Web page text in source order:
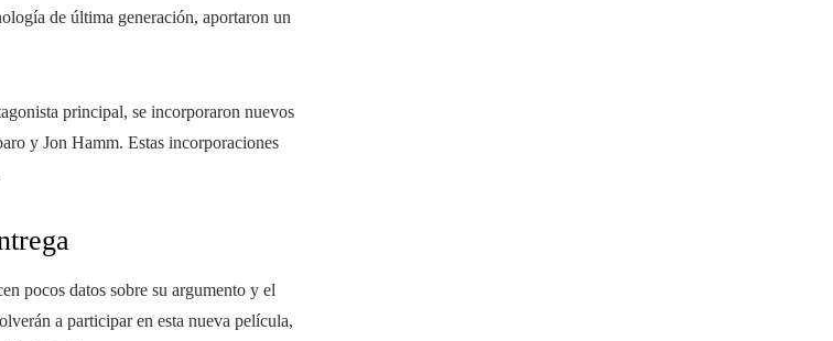
de última generación, aportaron un
principal, se incorporaron nuevos
y Jon Hamm. Estas incorporaciones
pocos datos sobre su argumento y el
a participar en esta nueva película,